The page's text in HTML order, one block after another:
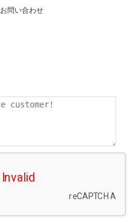
お問い合わせ